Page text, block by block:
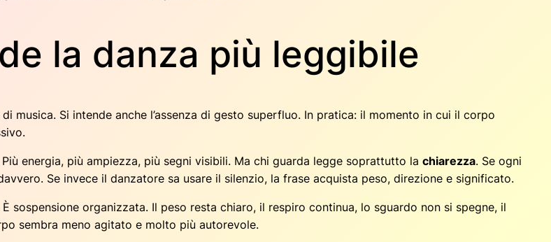
la danza più leggibile
musica. Si intende anche l’assenza di gesto superfluo. In pratica: il momento in cui il corpo
energia, più ampiezza, più segni visibili. Ma chi guarda legge soprattutto la chiarezza. Se ogni
Se invece il danzatore sa usare il silenzio, la frase acquista peso, direzione e significato.
sospensione organizzata. Il peso resta chiaro, il respiro continua, lo sguardo non si spegne, il
sembra meno agitato e molto più autorevole.